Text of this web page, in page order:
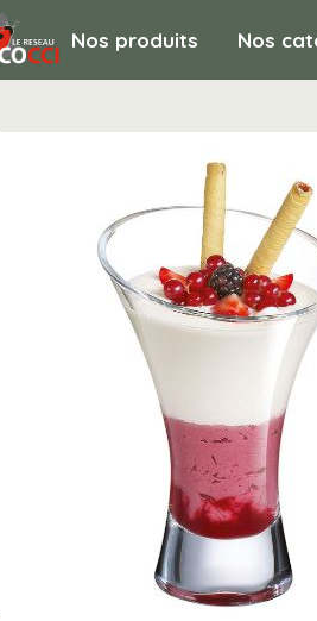
Nos produits Nos
ACCUEIL & RESTAURATION /